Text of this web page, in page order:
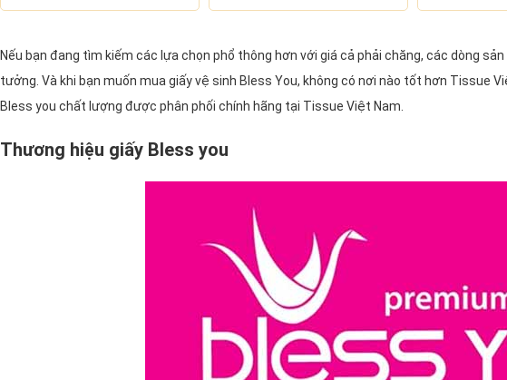
Nếu bạn đang tìm kiếm các lựa chọn phổ thông hơn với giá cả phải chăng, các dòng
tưởng. Và khi bạn muốn mua giấy vệ sinh Bless You, không có nơi nào tốt hơn Tissue
Bless you chất lượng được phân phối chính hãng tại Tissue Việt Nam.
Thương hiệu giấy Bless you